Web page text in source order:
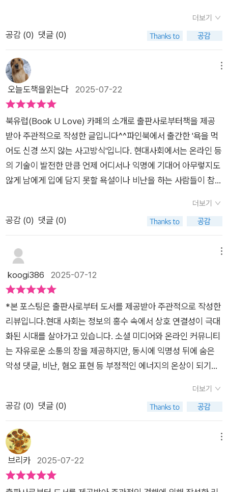
딸은 오해를 불러일으키는 말, 모호한 표현을 줄였으면 좋겠다는
생각도 했다.딸들에게도 이 책을 꼭 읽어보라 권하고 싶다. 특히
작은 딸은 꼭 읽고 사고방식과 받아들이기를 바꿨으면 좋겠다.​태
그#심리#심리학#사고방식#받아들이기#욕을먹어도신경쓰지않
는사고방식#호리_모토코#파인북
있는 내로남불이라는 의미를 통해서도 다양하고 복잡한 인간관
계나 사람에 대해서도 판단이 가능할 것이며 결국 높은 수준의 자
요한지도 읽으며 체감하게 된다. <욕을 먹어도 신경 쓰지 않는
사고방식> 이 과정에서 감정 및 마음, 그리고 내면이나 멘탈 관
리 등에 있어서도 도움 되는 부분을 경험하게 될 것이며 당장은
부족하고 포기하고 싶은 부분이 많더라도 책을 통해 접하며 스스
로를 되돌아 보는 과정을 통해 어떤 가치 판단과 선택을 해나가야
하는지도 함께 접하며 판단해 보자.​<욕을 먹어도 신경 쓰지 않는
사고방식> 이는 이기적으로 살거나 자신만을 위해 철저히 살아
가라 등의 의미는 아닐 것이다. 단단한 내공과 자신을 믿고 살아
가며 표현, 관리하는 부분을 통해 더 큰 삶의 가치나 의미 등을 체
력 등을 배우기도 하며 결국 스스로가 원하는 형태로의 삶의 성장
이나 행복, 긍정의 요소도 함께 그려 볼 수 있어서 도움 되는 부분
이 많을 것이다. 어렵고 복잡한 인간관계, 그리고 다양한 사람들
의 이기심이나 상처주는 말들로 인해 고통받거나 부정적인 감정,
것이다. 책에서는 어떤 형태로 조언, 표현하고 있는지도 함께 접
상황에서 “내 마음을 어떻게 단단하게 지킬 수 있을까?”라는 질
문에 답을 준 책이였어요.저자 호리 모토코는 심리학을 깊이 공부
제시하고 있어요. ​​비난은 ‘그 사람의 문제’다책에서 가장 인상 깊
었던 문장은 바로 이거다.“욕을 하는 것은 그 사람이 감정을 조절
하지 못한다는 뜻이다.”​누군가의 거친 말에 내가 상처받는 이유
이라는 것이다. 저자는 이를 부처님의 일화를 통해 설명한다.“상
대가 주는 선물을 받지 않으면, 그 선물은 여전히 상대의 것”이라
는 말처럼, 욕도 내가 받아들이지 않으면 내 것이 아니다.​이 단순
하지만 강력한 원리를 깨닫는 순간,“아, 굳이 그 말에 휘둘릴 필
요가 없구나.”라는 안도감이 들었다.​​책에서는 ‘반박하지 않는 것
이 패배가 아니다’라는 이야기가 나온다. 우리는 본능적으로 누군
가가 나를 험담하면 맞받아치고 싶어진다. 하지만 그렇게 하면 말
다.​저자는 이를 ‘스루 스킬(받아넘기는 능력)’이라고 부른다. 필
요 없는 싸움에 오르지 않고 내 감정을 지키는 힘이다. 솔직히 말
하면, 처음엔 ‘참는 게 손해 아닌가?’라는 생각이 들었다. 하지만
책을 다 읽고 나니 오히려 ‘반박하지 않는 것’이야말로 진짜 어른
스러운 태도라는 걸 느꼈다.​ ​​이 책의 매력은 단순한 정신 승리가
아니라, 비난을 ‘성장 에너지’로 변환하는 방법을 구체적으로 알
려준다는 점이다.예를 들어 누군가의 비난을 들었을 때 다음을 생
각해보라고 한다. • 그 말이 나를 더 성장시키는 힌트는 아닐까?
• 내가 고칠 수 있는 부분이 있다면 발전의 기회로 삼자. • 하지만
가치를 정한다’는 태도였다. 이 문장을 마음속에 새기니 이상하게
마음이 편해졌다. 남이 뭐라 하든, 내 삶의 방향은 내가 정한다는
것. 이 단순한 진리가 큰 위로가 된다.​​책을 읽으면서 마치 마음속
에 방탄막이 하나씩 설치되는 기분이었다.특히 기억에 남는 건
‘하지 말아야 할 다섯 가지’다. • 감정적으로 대응하지 않기 • 불
필요한 반박하지 않기 • 스스로를 깎아내리지 않기 • 현실 도피
더보기
공감 (0) 댓글 (0)
오늘도책을읽는다 2025-07-22
북유럽(Book U Love) 카페의 소개로 출판사로부터책을 제공
받아 주관적으로 작성한 글입니다^^파인북에서 출간한 '욕을 먹
어도 신경 쓰지 않는 사고방식'입니다. 현대사회에서는 온라인 등
의 기술이 발전한 만큼 언제 어디서나 익명에 기대어 아무렇지도
않게 남에게 입에 담지 못할 욕설이나 비난을 하는 사람들이 참
유명인 등의 기사를 볼 때면 참 답답하고 왜 이런 것들이 고쳐지
지 않고 반복되는 것인지 참 이해할 수 없기만 합니다. 펜은 칼보
집요하게 괴롭히고 고통 속에 빠뜨리는 것은 아닌가 싶기도 한데
요, 그런 점에 있어서 이 책은 어떤 욕을 먹더라도 신경 쓰지 않고
타격감은커녕, 반대로 그 비난을 나의 에너지로 변환하여 나만의
책이라고 할 수 있었습니다.'욕을 먹어도 신경 쓰지 않는 사고방
식'의 저자인 호리 모토코는 officeMOCO의 대표이자 사회성,
인·적성 향상 심리 컨설턴트 겸 인정 심리사로서 활동 중에 있다
고 하는데요, 한때 부정적인 사고에 빠져 힘든 시기를 보냈지만
이를 극복하고 심리학 공부에 심취하여 일본 심리학회 인정 심리
사 자격도 취득했을 만큼 실용적인 심리학에 대한 믿음을 바탕으
로 사람은 스스로 변화하기로 결심하는 순간 행복해질 수 있다는
고 하네요. 그리고, 이번에 출간한 이 책을 통해서도 심리학에 기
반한 멘털 트레이닝으로 악플이나 나를 향한 험담 등을 받아들이
는 방식을 바꾸고 비난의 대상이 아닌 비난하는 사람이 문제라는
점을 강조하면서, 상처받는 말이 더 이상 나에게 타격감을 줄 수
더보기
공감 (0) 댓글 (0)
koogi386 2025-07-12
*본 포스팅은 출판사로부터 도서를 제공받아 주관적으로 작성한
리뷰입니다.​현대 사회는 정보의 홍수 속에서 상호 연결성이 극대
화된 시대를 살아가고 있습니다. 소셜 미디어와 온라인 커뮤니티
는 자유로운 소통의 장을 제공하지만, 동시에 익명성 뒤에 숨은
악성 댓글, 비난, 혐오 표현 등 부정적인 에너지의 온상이 되기도
는 이제 우리 모두의 일상이 되어버렸습니다. 이유 없는 비난과
험담은 현실 세계에서 극심한 정신적 고통을 유발하며, 때로는 한
우리는 어떻게 자신을 보호하고, 흔들림 없는 마음의 평정을 유지
할 수 있을까요? 호리 모토코 작가의 저서는 바로 이 질문에 대한
깊이 있는 통찰과 실질적인 해답을 제시하며, 타인의 평가에 휘둘
더보기
공감 (0) 댓글 (0)
브리카 2025-07-22